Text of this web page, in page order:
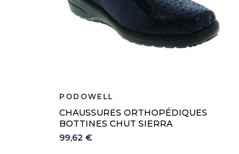
Code CHUT
PODOWELL
CHAUSSURES ORTHOPÉDIQUES
BOTTINES CHUT SIERRA
99,62 €